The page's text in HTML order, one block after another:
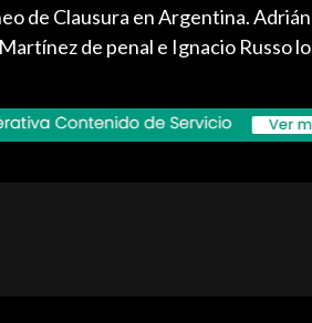
de Clausura en Argentina. Adrián
de penal e Ignacio Russo lo